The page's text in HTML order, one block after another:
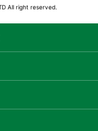
All right reserved.